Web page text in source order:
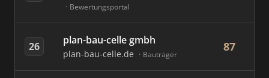
Bewertungsportal
26 plan-bau-celle gmbh
plan-bau-celle.de Bauträger
87